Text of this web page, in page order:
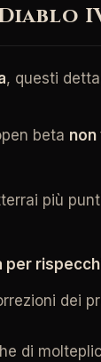
IV
, questi
beta
più
per
dei
di